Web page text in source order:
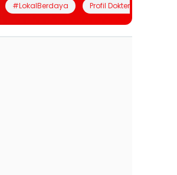
#LokalBerdaya Profil Dokter